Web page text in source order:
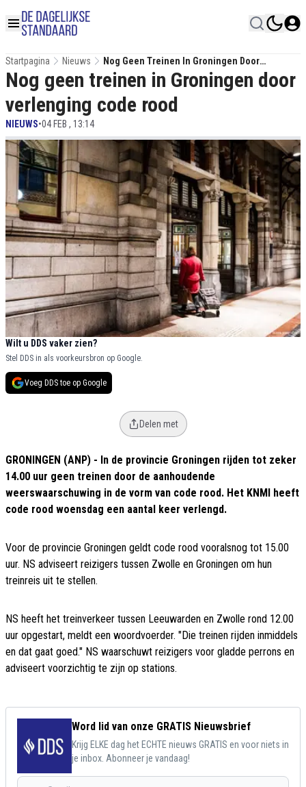
Startpagina Nieuws
Nog Geen Treinen In Groningen Door
Verlenging Code Rood
Nog geen treinen in Groningen door
verlenging code rood
NIEUWS•04 FEB , 13:14
Wilt u DDS vaker zien?
Stel DDS in als voorkeursbron op Google.
Voeg DDS toe op Google
Delen met
GRONINGEN (ANP) - In de provincie Groningen rijden tot zeker
14.00 uur geen treinen door de aanhoudende
weerswaarschuwing in de vorm van code rood. Het KNMI heeft
code rood woensdag een aantal keer verlengd.
Voor de provincie Groningen geldt code rood vooralsnog tot 15.00
uur. NS adviseert reizigers tussen Zwolle en Groningen om hun
treinreis uit te stellen.
NS heeft het treinverkeer tussen Leeuwarden en Zwolle rond 12.00
uur opgestart, meldt een woordvoerder. "Die treinen rijden inmiddels
en dat gaat goed." NS waarschuwt reizigers voor gladde perrons en
adviseert voorzichtig te zijn op stations.
Word lid van onze GRATIS Nieuwsbrief
Krijg ELKE dag het ECHTE nieuws GRATIS en voor niets in
je inbox. Abonneer je vandaag!